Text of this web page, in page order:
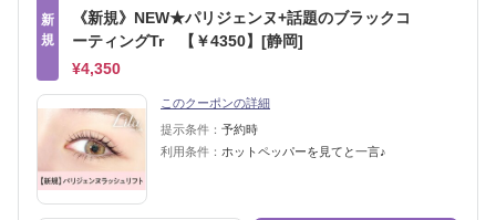
新
規
《新規》NEW★パリジェンヌ+話題のブラックコ
ーティングTr 【￥4350】[静岡]
¥4,350
このクーポンの詳細
提示条件： 予約時
利用条件： ホットペッパーを見てと一言♪